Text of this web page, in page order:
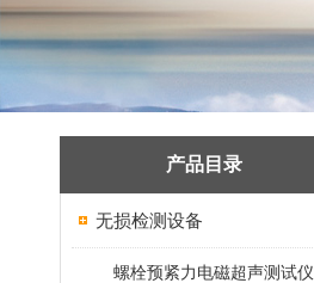
产品目录
无损检测设备
螺栓预紧力电磁超声测试仪